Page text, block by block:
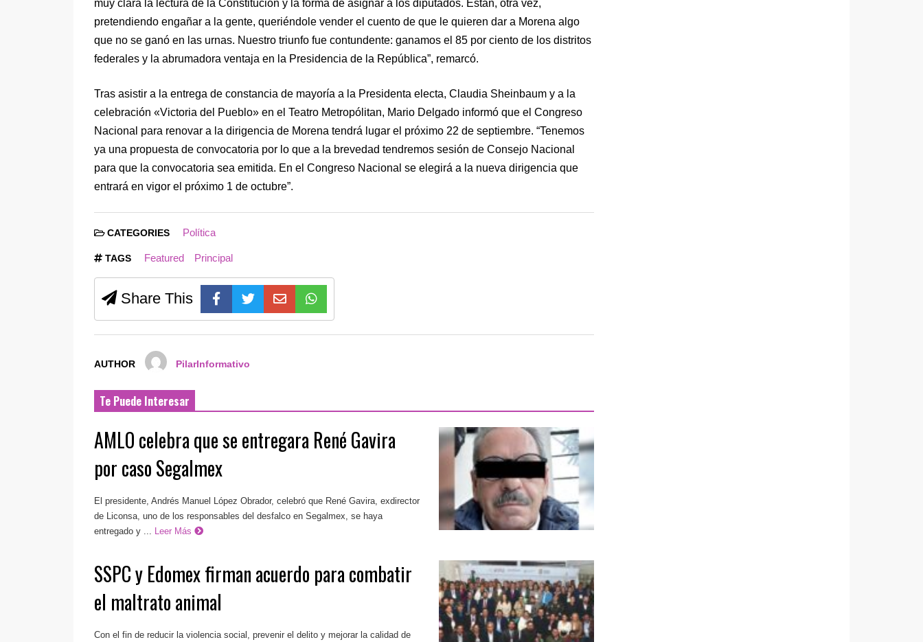
muy clara la lectura de la Constitución y la forma de asignar a los diputados. Están, otra vez,
pretendiendo engañar a la gente, queriéndole vender el cuento de que le quieren dar a Morena algo
que no se ganó en las urnas. Nuestro triunfo fue contundente: ganamos el 85 por ciento de los distritos
federales y la abrumadora ventaja en la Presidencia de la República”, remarcó.
Tras asistir a la entrega de constancia de mayoría a la Presidenta electa, Claudia Sheinbaum y a la
celebración «Victoria del Pueblo» en el Teatro Metropólitan, Mario Delgado informó que el Congreso
Nacional para renovar a la dirigencia de Morena tendrá lugar el próximo 22 de septiembre. “Tenemos
ya una propuesta de convocatoria por lo que a la brevedad tendremos sesión de Consejo Nacional
para que la convocatoria sea emitida. En el Congreso Nacional se elegirá a la nueva dirigencia que
entrará en vigor el próximo 1 de octubre”.
CATEGORIES Política
TAGS Featured Principal
Share This
AUTHOR PilarInformativo
Te Puede Interesar
AMLO celebra que se entregara René Gavira
por caso Segalmex
El presidente, Andrés Manuel López Obrador, celebró que René Gavira, exdirector
de Liconsa, uno de los responsables del desfalco en Segalmex, se haya
entregado y ...
Leer Más
SSPC y Edomex firman acuerdo para combatir
el maltrato animal
Con el fin de reducir la violencia social, prevenir el delito y mejorar la calidad de